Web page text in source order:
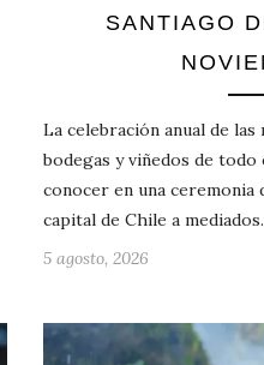
SANTIAGO
La celebración anual de
bodegas y viñedos de todo
conocer en una ceremonia
capital de Chile a
5 agosto, 2026